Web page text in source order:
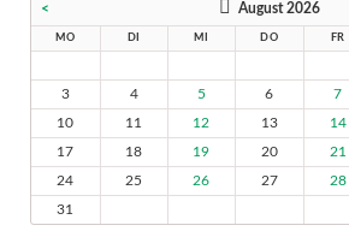
< August 2026
MO DI MI DO FR
3
4 5 6 7
10
11 12 13 14
17
18 19 20 21
24
25 26 27 28
31